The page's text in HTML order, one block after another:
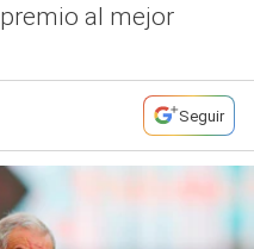
al mejor
Seguir